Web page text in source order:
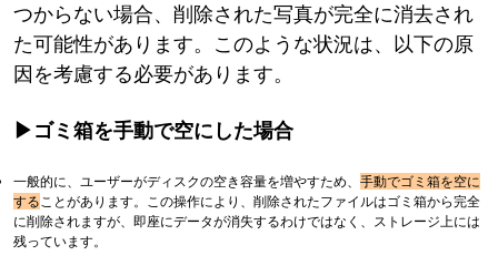
つからない場合、削除された写真が完全に消去され
た可能性があります。このような状況は、以下の原
因を考慮する必要があります。
▶ゴミ箱を手動で空にした場合
一般的に、ユーザーがディスクの空き容量を増やすため、 手動でゴミ箱を空に
することがあります。この操作により、削除されたファイルはゴミ箱から完全
に削除されますが、即座にデータが消失するわけではなく、ストレージ上には
残っています。